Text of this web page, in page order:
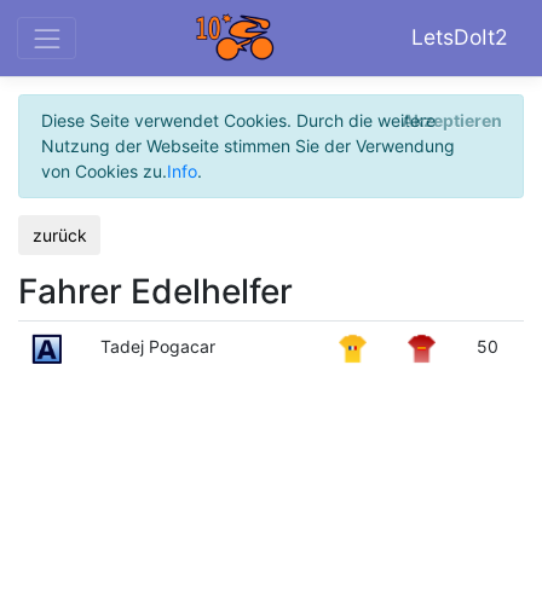
LetsDoIt2
Diese Seite verwendet Cookies. Durch die weitere
Nutzung der Webseite stimmen Sie der Verwendung
von Cookies zu.Info.
Akzeptieren
zurück
Fahrer Edelhelfer
Tadej Pogacar 50